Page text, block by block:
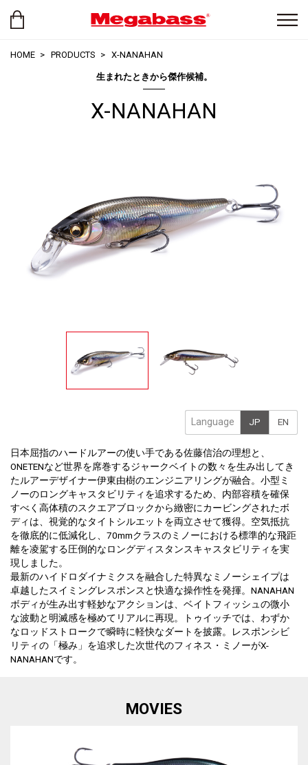
HOME PRODUCTS X-NANAHAN
生まれたときから傑作候補。
X-NANAHAN
Language JP EN
日本屈指のハードルアーの使い手である佐藤信治の理想と、
ONETENなど世界を席巻するジャークベイトの数々を生み出してき
たルアーデザイナー伊東由樹のエンジニアリングが融合。小型ミ
ノーのロングキャスタビリティを追求するため、内部容積を確保
すべく高体積のスクエアブロックから緻密にカービングされたボ
ディは、視覚的なタイトシルエットを両立させて獲得。空気抵抗
を徹底的に低減化し、70mmクラスのミノーにおける標準的な飛距
離を凌駕する圧倒的なロングディスタンスキャスタビリティを実
現しました。
最新のハイドロダイナミクスを融合した特異なミノーシェイプは
卓越したスイミングレスポンスと快適な操作性を発揮。NANAHAN
ボディが生み出す軽妙なアクションは、ベイトフィッシュの微小
な波動と明滅感を極めてリアルに再現。トゥイッチでは、わずか
なロッドストロークで瞬時に軽快なダートを披露。レスポンシビ
リティの「極み」を追求した次世代のフィネス・ミノーがX-
NANAHANです。
MOVIES